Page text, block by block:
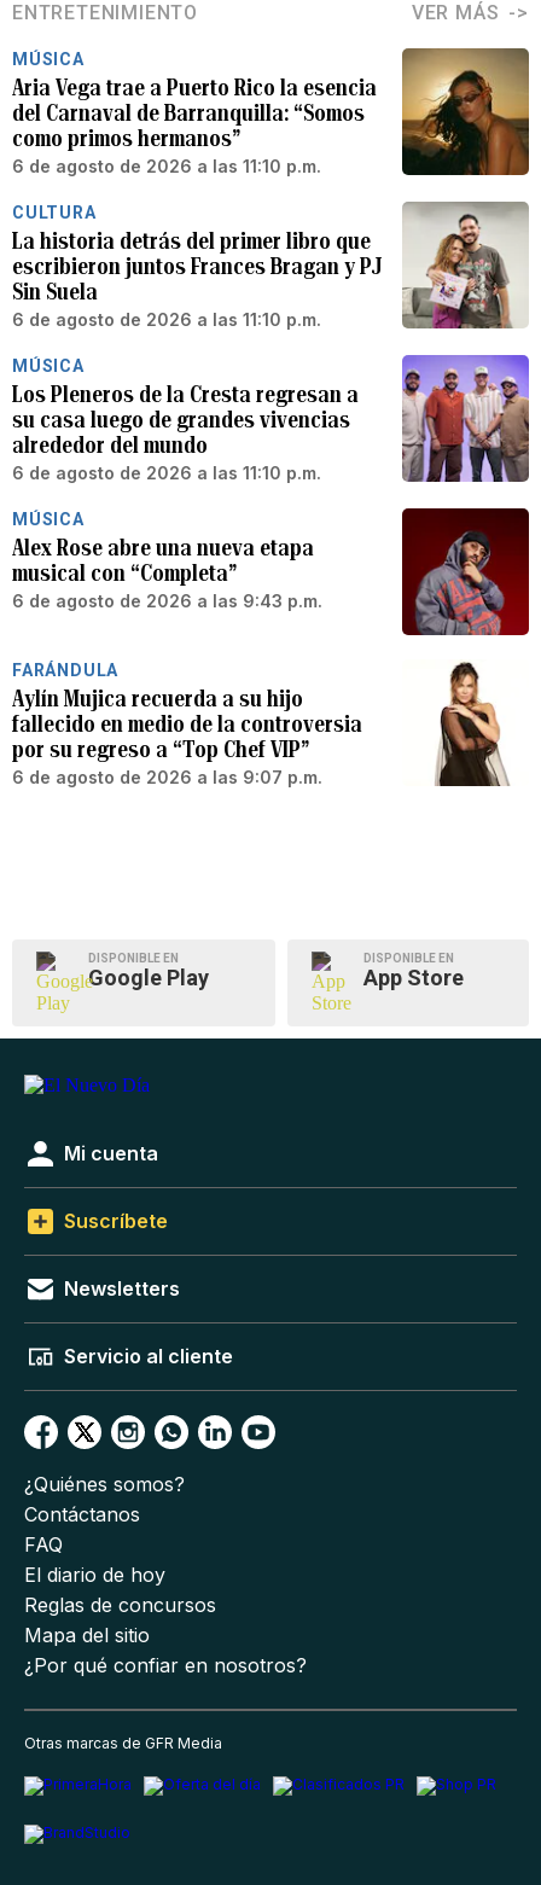
ENTRETENIMIENTO VER MÁS
MÚSICA
Aria Vega trae a Puerto Rico la esencia
del Carnaval de Barranquilla: “Somos
como primos hermanos”
6 de agosto de 2026 a las 11:10 p.m.
CULTURA
La historia detrás del primer libro que
escribieron juntos Frances Bragan y PJ
Sin Suela
6 de agosto de 2026 a las 11:10 p.m.
MÚSICA
Los Pleneros de la Cresta regresan a
su casa luego de grandes vivencias
alrededor del mundo
6 de agosto de 2026 a las 11:10 p.m.
MÚSICA
Alex Rose abre una nueva etapa
musical con “Completa”
6 de agosto de 2026 a las 9:43 p.m.
FARÁNDULA
Aylín Mujica recuerda a su hijo
fallecido en medio de la controversia
por su regreso a “Top Chef VIP”
6 de agosto de 2026 a las 9:07 p.m.
DISPONIBLE EN
Google Play
DISPONIBLE EN
App Store
Mi cuenta
Suscríbete
Newsletters
Servicio al cliente
¿Quiénes somos?
Contáctanos
FAQ
El diario de hoy
Reglas de concursos
Mapa del sitio
¿Por qué confiar en nosotros?
Otras marcas de GFR Media